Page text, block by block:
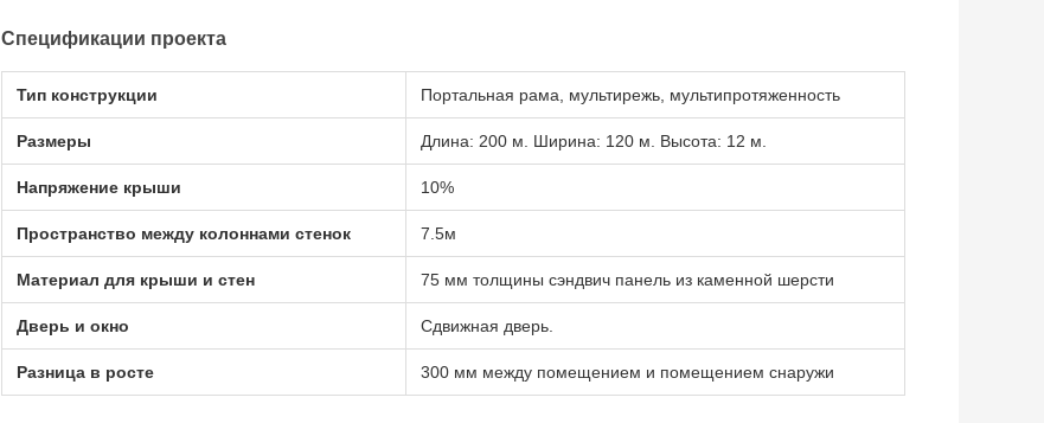
Спецификации проекта
Тип конструкции Портальная рама, мультирежь, мультипротяженность
Размеры Длина: 200 м. Ширина: 120 м. Высота: 12 м.
Напряжение крыши 10%
Пространство между колоннами стенок 7.5м
Материал для крыши и стен 75 мм толщины сэндвич панель из каменной шерсти
Дверь и окно Сдвижная дверь.
Разница в росте 300 мм между помещением и помещением снаружи